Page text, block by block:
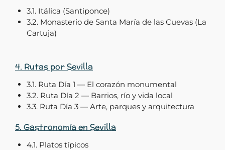
3.1. Itálica (Santiponce)
3.2. Monasterio de Santa María de las Cuevas (La
Cartuja)
4. Rutas por Sevilla
3.1. Ruta Día 1 — El corazón monumental
3.2. Ruta Día 2 — Barrios, río y vida local
3.3. Ruta Día 3 — Arte, parques y arquitectura
5. Gastronomía en Sevilla
4.1. Platos típicos